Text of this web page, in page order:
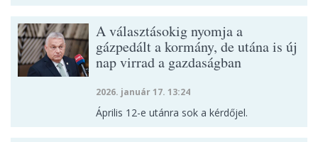
A választásokig nyomja a
gázpedált a kormány, de utána is új
nap virrad a gazdaságban
2026. január 17. 13:24
Április 12-e utánra sok a kérdőjel.